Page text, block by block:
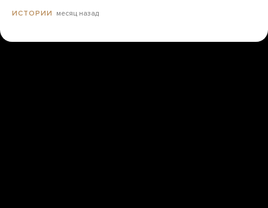
ИСТОРИИ месяц назад